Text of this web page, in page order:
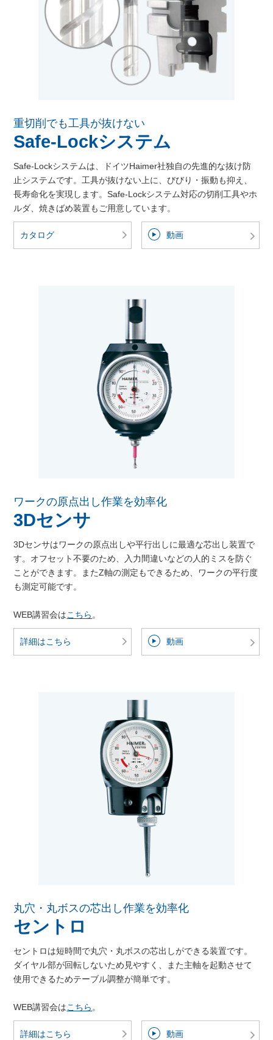
重切削でも工具が抜けない
Safe-Lockシステム
Safe-Lockシステムは、ドイツHaimer社独自の先進的な抜け防
止システムです。工具が抜けない上に、びびり・振動も抑え、
長寿命化を実現します。Safe-Lockシステム対応の切削工具やホ
ルダ、焼きばめ装置もご用意しています。
カタログ 動画
ワークの原点出し作業を効率化
3Dセンサ
3Dセンサはワークの原点出しや平行出しに最適な芯出し装置で
す。オフセット不要のため、入力間違いなどの人的ミスを防ぐ
ことができます。またZ軸の測定もできるため、ワークの平行度
も測定可能です。
WEB講習会はこちら。
詳細はこちら 動画
丸穴・丸ボスの芯出し作業を効率化
セントロ
セントロは短時間で丸穴・丸ボスの芯出しができる装置です。
ダイヤル部が回転しないため見やすく、また主軸を起動させて
使用できるためテーブル調整が簡単です。
WEB講習会はこちら。
詳細はこちら 動画